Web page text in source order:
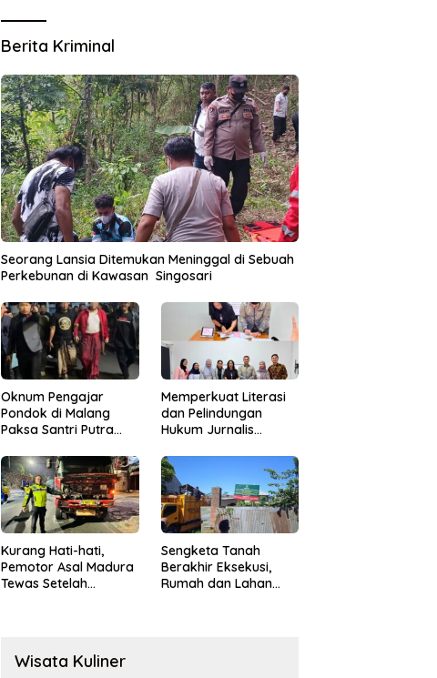
Berita Kriminal
Seorang Lansia Ditemukan Meninggal di Sebuah
Perkebunan di Kawasan Singosari
Oknum Pengajar
Pondok di Malang
Paksa Santri Putra
Memperkuat Literasi
dan Pelindungan
Hukum Jurnalis
Hukumonline
Menyediakan Layanan
AI Gratis
Kurang Hati-hati,
Pemotor Asal Madura
Tewas Setelah
Sengketa Tanah
Berakhir Eksekusi,
Rumah dan Lahan
Wisata Kuliner